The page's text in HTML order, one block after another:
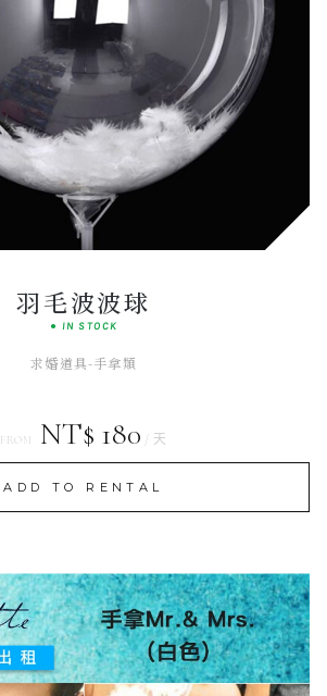
羽毛波波球
● IN STOCK
求婚道具-手拿類
FROM NT$ 180 / 天
ADD TO RENTAL